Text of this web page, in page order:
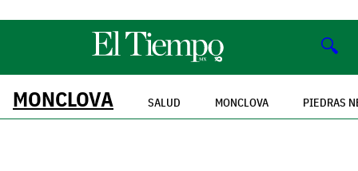
🔍
MONCLOVA SALUD MONCLOVA PIEDRAS